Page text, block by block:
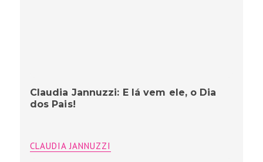
Claudia Jannuzzi: E lá vem ele, o Dia
dos Pais!
CLAUDIA JANNUZZI